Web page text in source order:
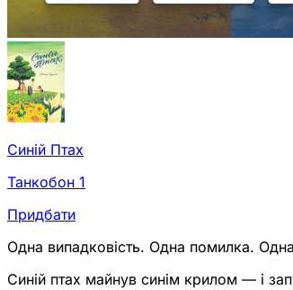
Синій Птах
Танкобон 1
Придбати
Одна випадковість. Одна помилка. Одна
Синій птах майнув синім крилом — і